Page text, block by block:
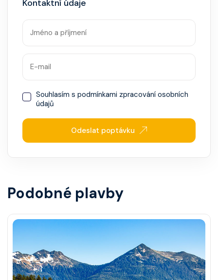
Kontaktní údaje
Souhlasím s podmínkami zpracování osobních
údajů
Odeslat poptávku
Podobné plavby